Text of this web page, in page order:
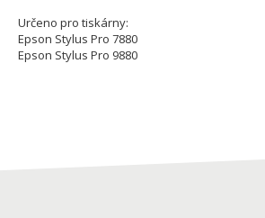
Určeno pro tiskárny:
Epson Stylus Pro 7880
Epson Stylus Pro 9880